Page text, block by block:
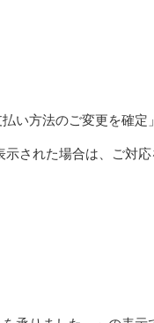
い方法のご変更を確定
された場合は、ご対